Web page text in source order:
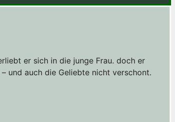
er sich in die junge Frau. doch er
und auch die Geliebte nicht verschont.